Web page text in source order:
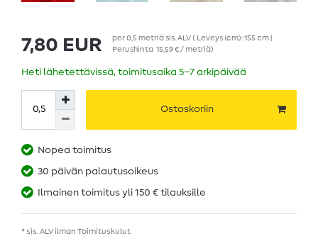
7,80 EUR per0,5 metriäsis. ALV( Leveys (cm): 155 cm |
Perushinta 15,59 € / metriä)
Heti lähetettävissä, toimitusaika 5–7 arkipäivää
Ostoskoriin
Nopea toimitus
30 päivän palautusoikeus
Ilmainen toimitus yli 150 € tilauksille
* sis. ALV ilman Toimituskulut